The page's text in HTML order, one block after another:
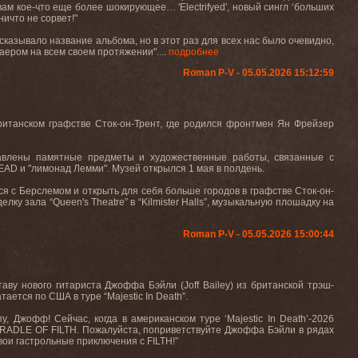
кое-что еще более шокирующее… 'Electrifyed', новый сингл ‘больших
не сорвет!"
название альбома, но в этот раз для всех нас было очевидно,
на всем своем протяжении".... подробнее
Roman P-V - 05.05.2026 15:12:59
графстве Сток-он-Трент, где родился фронтмен Ян Фрейзер
памятные предметы и художественные работы, связанные с
и "лимонад Лемми". Музей открылся 1 мая в полдень.
с Берслемом и открыть для себя больше городов в графстве Сток-он-
зала “Queen's Theatre” в “Kilmister Halls”, музыкальную плошадку на
Roman P-V - 05.05.2026 15:00:44
нового гитариста Джоффа Бэйли (Joff Bailey) из британской трэш-
по США в туре “Majestic In Death”.
Джофф! Сейчас, когда в американском туре ‘ Majestic In Death’-2026
OF FILTH . Пожалуйста, поприветствуйте Джоффа Бэйли в рядах
гастрольные приключения с FILTH !”